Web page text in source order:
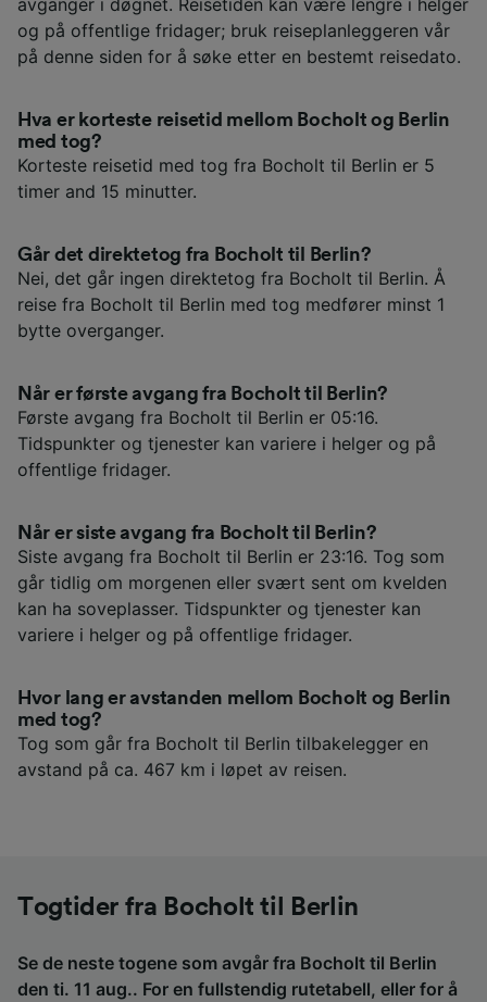
avganger i døgnet. Reisetiden kan være lengre i helger
og på offentlige fridager; bruk reiseplanleggeren vår
på denne siden for å søke etter en bestemt reisedato.
Hva er korteste reisetid mellom Bocholt og Berlin
med tog?
Korteste reisetid med tog fra Bocholt til Berlin er 5
timer and 15 minutter.
Går det direktetog fra Bocholt til Berlin?
Nei, det går ingen direktetog fra Bocholt til Berlin. Å
reise fra Bocholt til Berlin med tog medfører minst 1
bytte overganger.
Når er første avgang fra Bocholt til Berlin?
Første avgang fra Bocholt til Berlin er 05:16.
Tidspunkter og tjenester kan variere i helger og på
offentlige fridager.
Når er siste avgang fra Bocholt til Berlin?
Siste avgang fra Bocholt til Berlin er 23:16. Tog som
går tidlig om morgenen eller svært sent om kvelden
kan ha soveplasser. Tidspunkter og tjenester kan
variere i helger og på offentlige fridager.
Hvor lang er avstanden mellom Bocholt og Berlin
med tog?
Tog som går fra Bocholt til Berlin tilbakelegger en
avstand på ca. 467 km i løpet av reisen.
Togtider fra Bocholt til Berlin
Se de neste togene som avgår fra Bocholt til Berlin
den ti. 11 aug.. For en fullstendig rutetabell, eller for å